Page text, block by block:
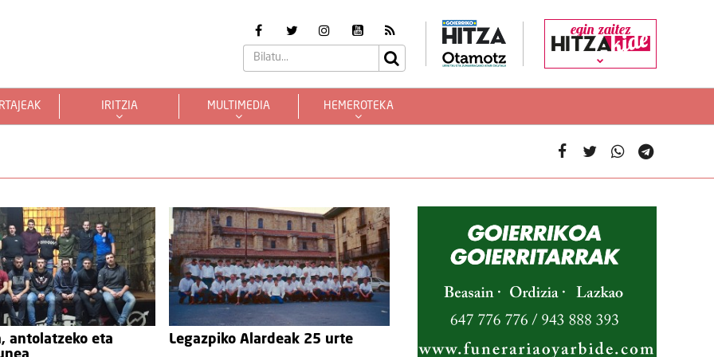
egin zaitez
IRITZIA MULTIMEDIA HEMEROTEKA
antolatzeko eta
Legazpiko Alardeak 25 urte